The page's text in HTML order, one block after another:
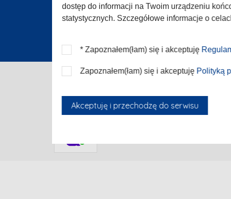
dostęp do informacji na Twoim urządzeniu
statystycznych. Szczegółowe informacje o
* Zapoznałem(łam) się i akceptuję
Zapoznałem(łam) się i akceptuję Polityką
Akceptuję i przechodzę do serwisu